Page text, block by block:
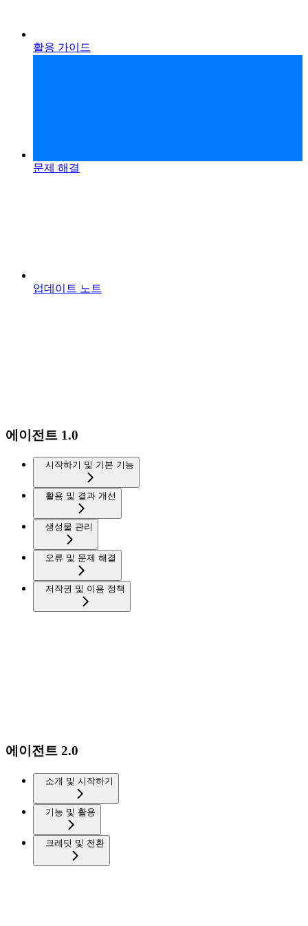
활용 가이드
문제 해결
업데이트 노트
에이전트 1.0
시작하기 및 기본 기능
활용 및 결과 개선
생성물 관리
오류 및 문제 해결
저작권 및 이용 정책
에이전트 2.0
소개 및 시작하기
기능 및 활용
크레딧 및 전환